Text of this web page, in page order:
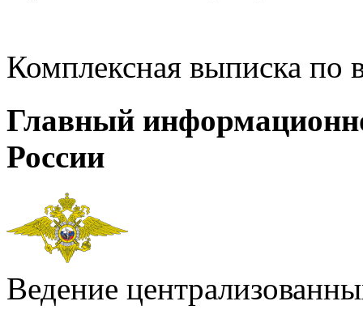
Комплексная выписка
Главный
России
Ведение